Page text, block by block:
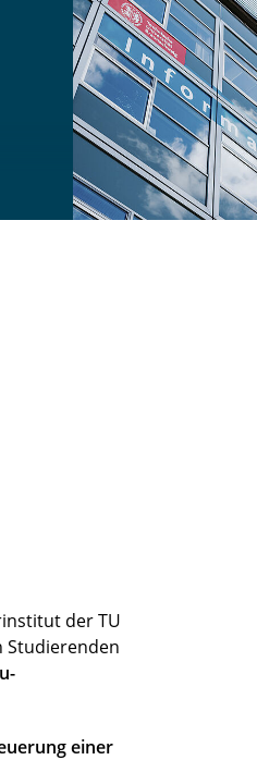
der TU
Studierenden
einer